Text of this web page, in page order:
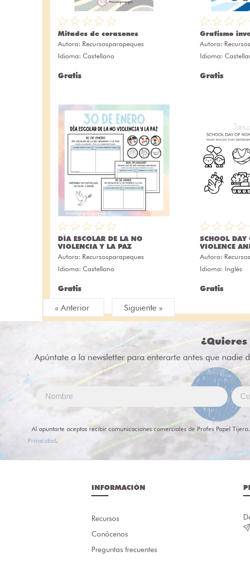
Mitades de corazones
Autora: Recursosparapeques
Idioma: Castellano
Gratis
Grafismo
Autora:
Idioma:
Gratis
DÍA ESCOLAR DE LA NO
VIOLENCIA Y LA PAZ
Autora: Recursosparapeques
Idioma: Castellano
Gratis
SCHOOL
VIOLENCE
Autora:
Idioma: Inglés
Gratis
« Anterior Siguiente »
Apúntate a la newsletter para enterarte antes que nadie
Al apuntarte aceptas recibir comunicaciones comerciales de Profes Papel
Privacidad.
INFORMACIÓN
Recursos
Conócenos
Preguntas frecuentes